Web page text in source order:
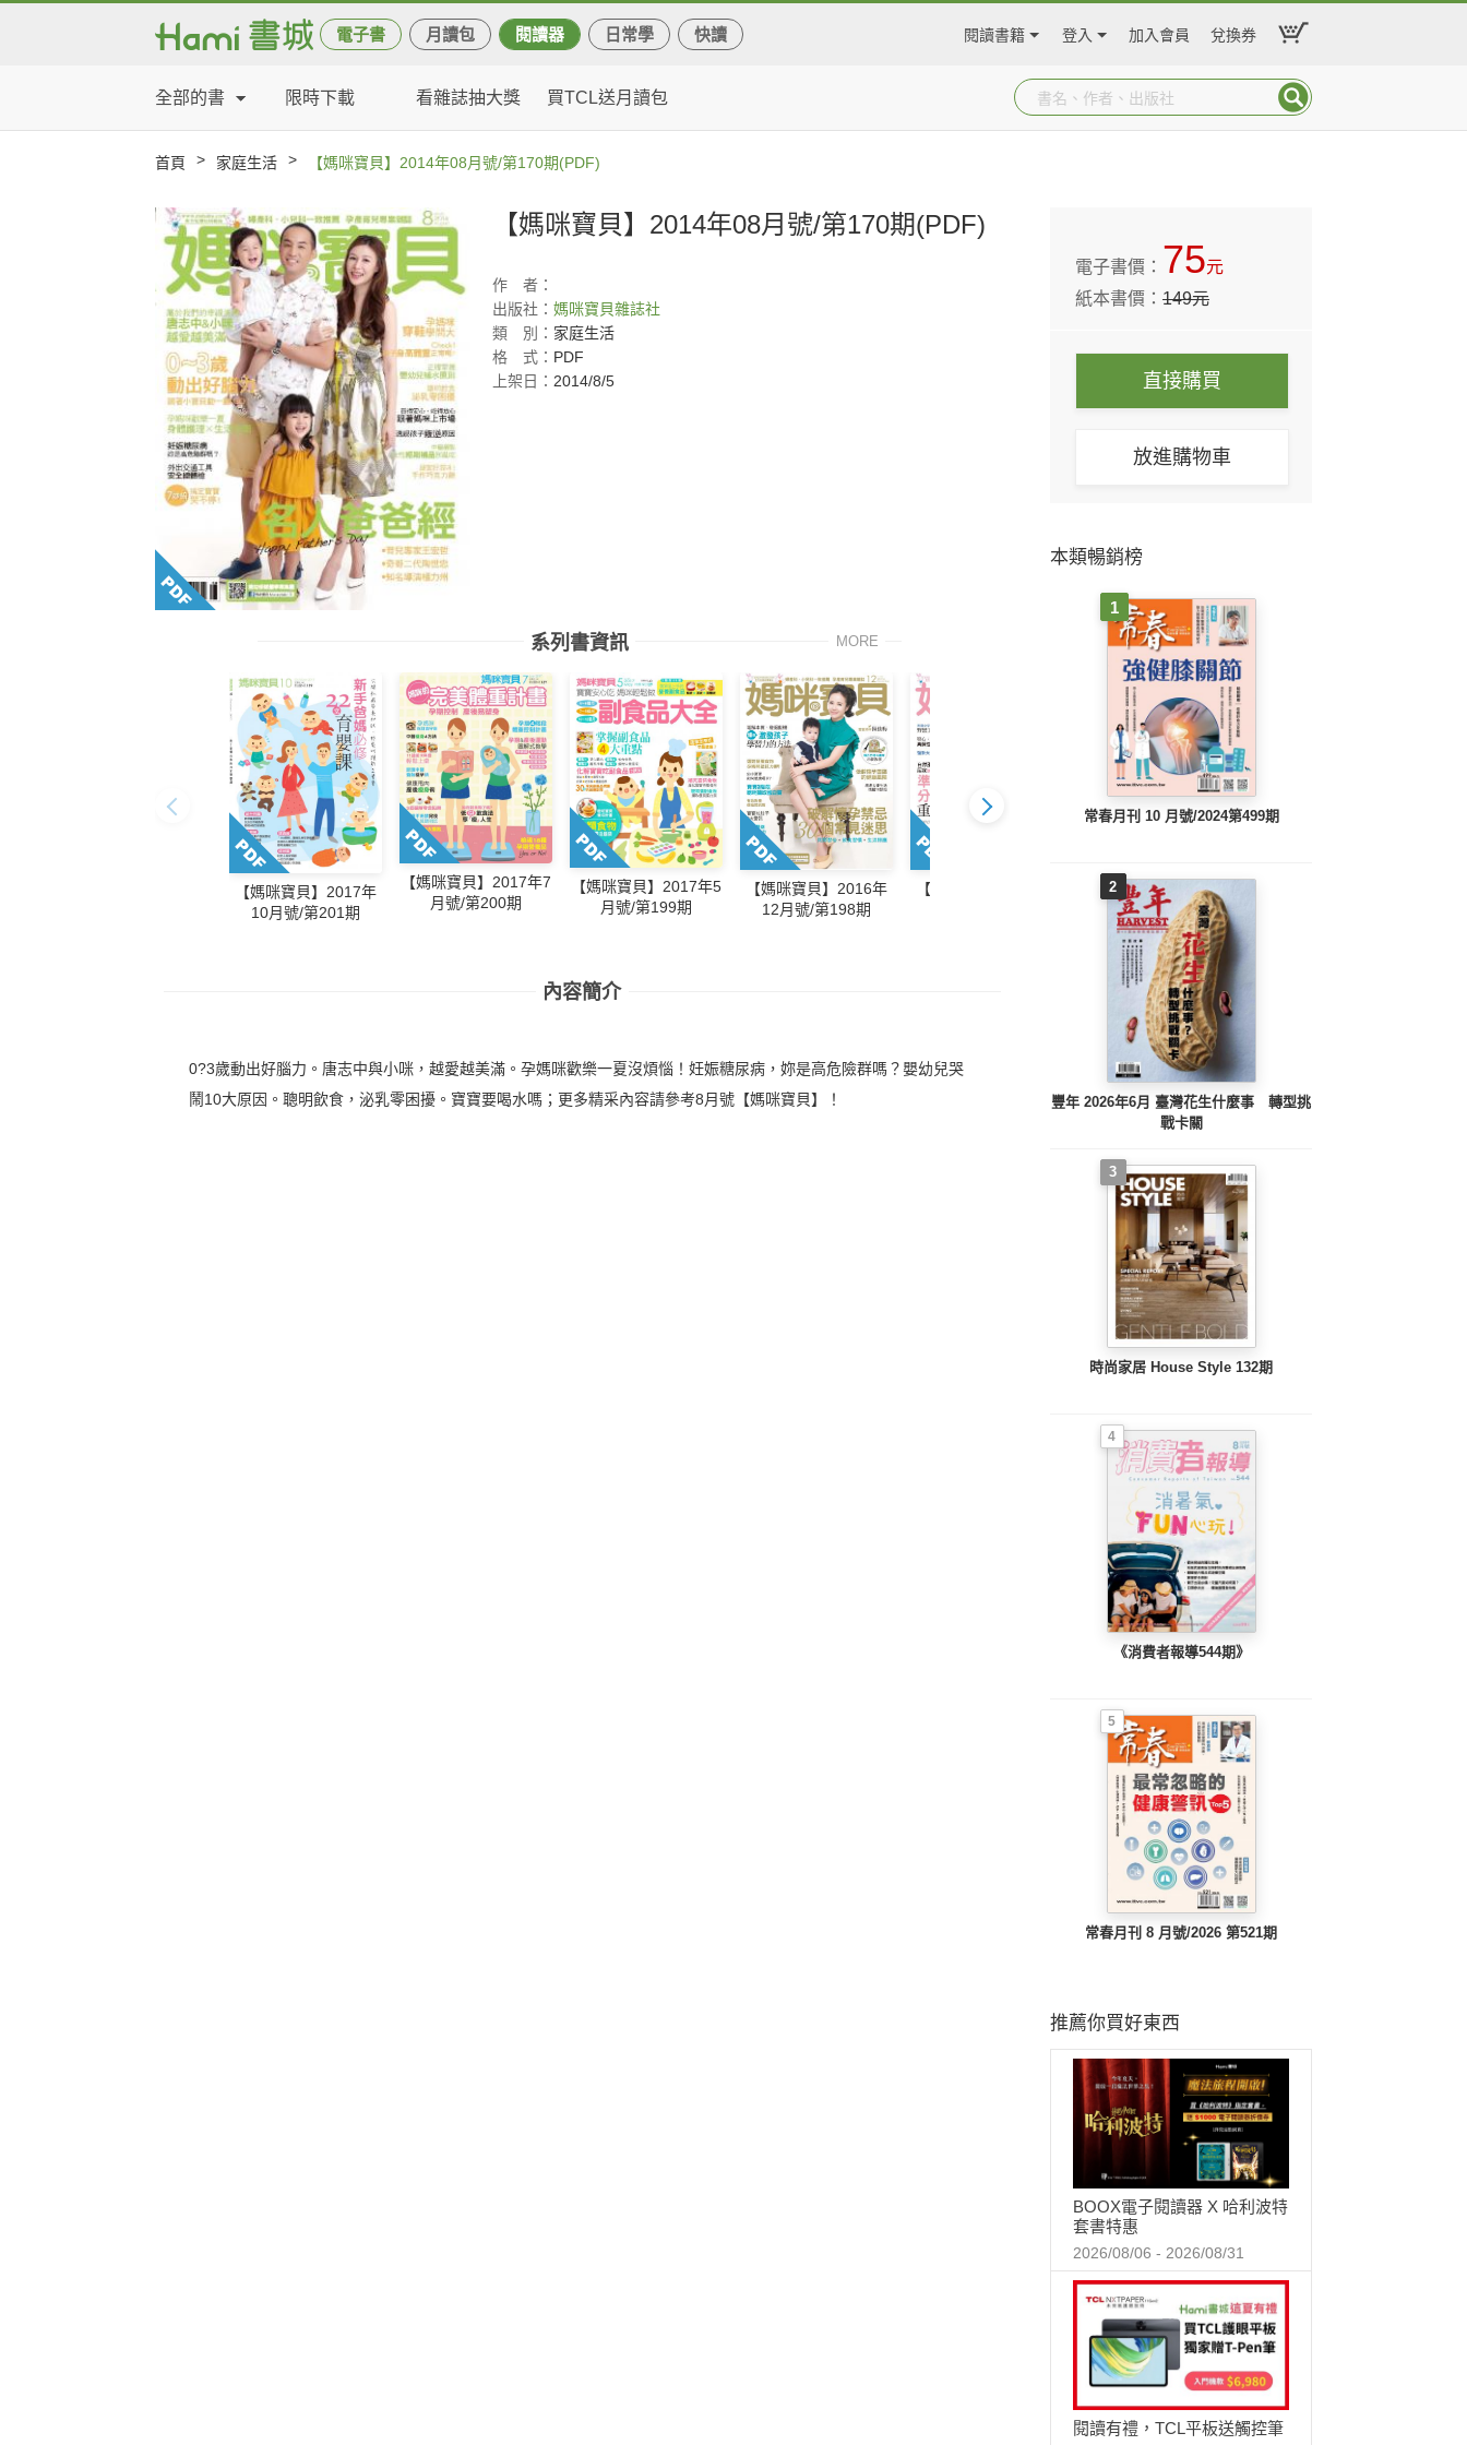
電子書 月讀包 閱讀器 日常學 快讀 閱讀書籍 登入 加入會員 兌換券
全部的書 限時下載 看雜誌抽大獎 買TCL送月讀包
首頁 > 家庭生活 > 【媽咪寶貝】2014年08月號/第170期(PDF)
【媽咪寶貝】2014年08月號/第170期(PDF)
作
者：
出版社： 媽咪寶貝雜誌社
類
別： 家庭生活
格
式： PDF
上架日： 2014/8/5
系列書資訊 MORE
【媽咪寶貝】2017年
10月號/第201期
【媽咪寶貝】2017年7
月號/第200期
【媽咪寶貝】2017年5
月號/第199期
【媽咪寶貝】2016年
12月號/第198期
【媽咪寶貝】2016年
【媽咪寶貝】2016年
10月號/第196期
內容簡介
0?3歲動出好腦力。唐志中與小咪，越愛越美滿。孕媽咪歡樂一夏沒煩惱！妊娠糖尿病，妳是高危險群嗎？嬰幼兒哭
鬧10大原因。聰明飲食，泌乳零困擾。寶寶要喝水嗎；更多精采內容請參考8月號【媽咪寶貝】！
電子書價： 75元
紙本書價：149元
直接購買
放進購物車
本類暢銷榜
1
常春月刊 10 月號/2024第499期
2
豐年 2026年6月 臺灣花生什麼事 轉型挑
戰卡關
3
時尚家居 House Style 132期
4
《消費者報導544期》
5
常春月刊 8 月號/2026 第521期
推薦你買好東西
BOOX電子閱讀器 X 哈利波特
套書特惠
2026/08/06 - 2026/08/31
閱讀有禮，TCL平板送觸控筆